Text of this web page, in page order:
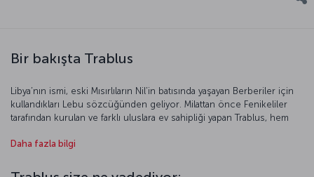
Bir bakışta Trablus
Libya’nın ismi, eski Mısırlıların Nil’in batısında yaşayan Berberiler için
kullandıkları Lebu sözcüğünden geliyor. Milattan önce Fenikeliler
tarafından kurulan ve farklı uluslara ev sahipliği yapan Trablus, hem
kesen doğasıyla tatiliniz için keşfedilmesi gereken noktalardan.
bunun yanı sıra alternatif lezzet deneyimleri sunan mekanlarıyla
Daha fazla bilgi